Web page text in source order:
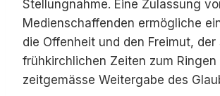
Stellungnahme. Eine Zulassung
Medienschaffenden ermögliche
die Offenheit und den Freimut, der
frühkirchlichen Zeiten zum Ringen
zeitgemässe Weitergabe des